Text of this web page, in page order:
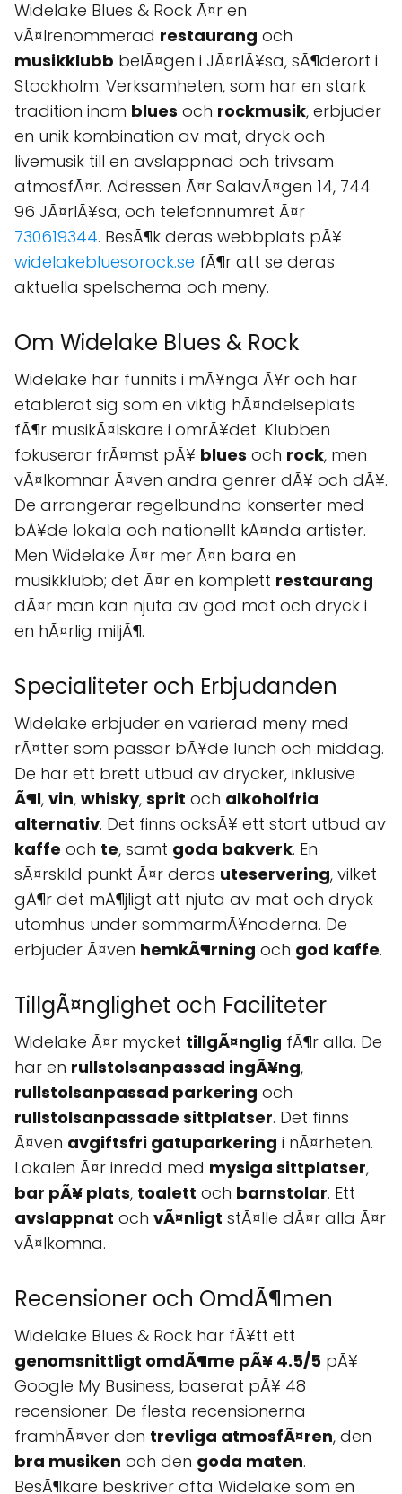
Widelake Blues & Rock Ã¤r en
vÃ¤lrenommerad restaurang och
musikklubb belÃ¤gen i JÃ¤rlÃ¥sa, sÃ¶derort i
Stockholm. Verksamheten, som har en stark
tradition inom blues och rockmusik, erbjuder
en unik kombination av mat, dryck och
livemusik till en avslappnad och trivsam
atmosfÃ¤r. Adressen Ã¤r SalavÃ¤gen 14, 744
96 JÃ¤rlÃ¥sa, och telefonnumret Ã¤r
730619344. BesÃ¶k deras webbplats pÃ¥
widelakebluesorock.se fÃ¶r att se deras
aktuella spelschema och meny.
Om Widelake Blues & Rock
Widelake har funnits i mÃ¥nga Ã¥r och har
etablerat sig som en viktig hÃ¤ndelseplats
fÃ¶r musikÃ¤lskare i omrÃ¥det. Klubben
fokuserar frÃ¤mst pÃ¥ blues och rock, men
vÃ¤lkomnar Ã¤ven andra genrer dÃ¥ och dÃ¥.
De arrangerar regelbundna konserter med
bÃ¥de lokala och nationellt kÃ¤nda artister.
Men Widelake Ã¤r mer Ã¤n bara en
musikklubb; det Ã¤r en komplett restaurang
dÃ¤r man kan njuta av god mat och dryck i
en hÃ¤rlig miljÃ¶.
Specialiteter och Erbjudanden
Widelake erbjuder en varierad meny med
rÃ¤tter som passar bÃ¥de lunch och middag.
De har ett brett utbud av drycker, inklusive
Ã¶l, vin, whisky, sprit och alkoholfria
alternativ. Det finns ocksÃ¥ ett stort utbud av
kaffe och te, samt goda bakverk. En
sÃ¤rskild punkt Ã¤r deras uteservering, vilket
gÃ¶r det mÃ¶jligt att njuta av mat och dryck
utomhus under sommarmÃ¥naderna. De
erbjuder Ã¤ven hemkÃ¶rning och god kaffe.
TillgÃ¤nglighet och Faciliteter
Widelake Ã¤r mycket tillgÃ¤nglig fÃ¶r alla. De
har en rullstolsanpassad ingÃ¥ng,
rullstolsanpassad parkering och
rullstolsanpassade sittplatser. Det finns
Ã¤ven avgiftsfri gatuparkering i nÃ¤rheten.
Lokalen Ã¤r inredd med mysiga sittplatser,
bar pÃ¥ plats, toalett och barnstolar. Ett
avslappnat och vÃ¤nligt stÃ¤lle dÃ¤r alla Ã¤r
vÃ¤lkomna.
Recensioner och OmdÃ¶men
Widelake Blues & Rock har fÃ¥tt ett
genomsnittligt omdÃ¶me pÃ¥ 4.5/5 pÃ¥
Google My Business, baserat pÃ¥ 48
recensioner. De flesta recensionerna
framhÃ¤ver den trevliga atmosfÃ¤ren, den
bra musiken och den goda maten.
BesÃ¶kare beskriver ofta Widelake som en